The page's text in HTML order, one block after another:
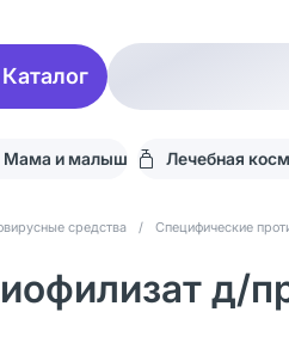
Каталог
Мама и малыш Лечебная
средства / Специфические
д/